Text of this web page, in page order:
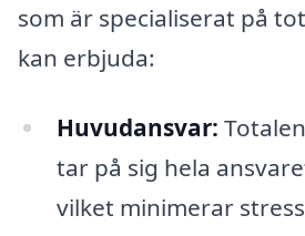
som är specialiserat på
kan erbjuda:
Huvudansvar:
tar på sig hela
vilket minimerar